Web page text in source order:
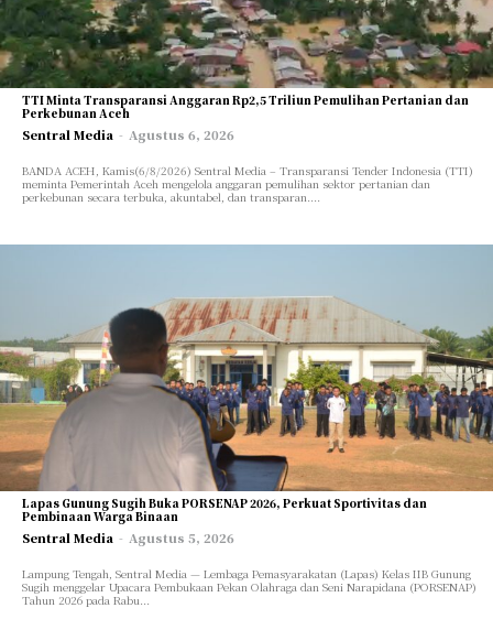
TTI Minta Transparansi Anggaran Rp2,5 Triliun Pemulihan Pertanian dan
Perkebunan Aceh
Sentral Media - Agustus 6, 2026
BANDA ACEH, Kamis(6/8/2026) Sentral Media – Transparansi Tender Indonesia (TTI)
meminta Pemerintah Aceh mengelola anggaran pemulihan sektor pertanian dan
perkebunan secara terbuka, akuntabel, dan transparan....
Lapas Gunung Sugih Buka PORSENAP 2026, Perkuat Sportivitas dan
Pembinaan Warga Binaan
Sentral Media - Agustus 5, 2026
Lampung Tengah, Sentral Media — Lembaga Pemasyarakatan (Lapas) Kelas IIB Gunung
Sugih menggelar Upacara Pembukaan Pekan Olahraga dan Seni Narapidana (PORSENAP)
Tahun 2026 pada Rabu...